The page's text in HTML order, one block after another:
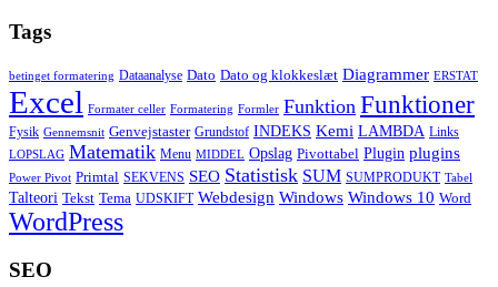
Tags
betinget formatering Dataanalyse Dato Dato og klokkeslæt Diagrammer ERSTAT
Excel Formater celler Formatering Formler Funktion Funktioner
Fysik Gennemsnit Genvejstaster Grundstof INDEKS Kemi LAMBDA Links
LOPSLAG Matematik Menu MIDDEL Opslag Pivottabel Plugin plugins
Power Pivot Primtal SEKVENS SEO Statistisk SUM SUMPRODUKT Tabel
Talteori Tekst Tema UDSKIFT Webdesign Windows Windows 10 Word
WordPress
SEO